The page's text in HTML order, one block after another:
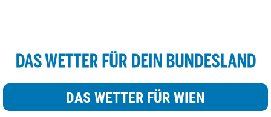
DAS WETTER FÜR WIEN